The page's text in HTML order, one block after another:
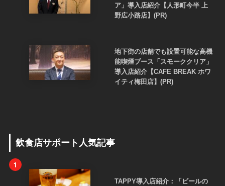
ア」導入店紹介【人形町今半 上
野広小路店】(PR)
地下街の店舗でも設置可能な高機
能喫煙ブース「スモーククリア」
導入店紹介【CAFE BREAK ホワ
イティ梅田店】(PR)
飲食店サポート人気記事
1
TAPPY導入店紹介：「ビールの